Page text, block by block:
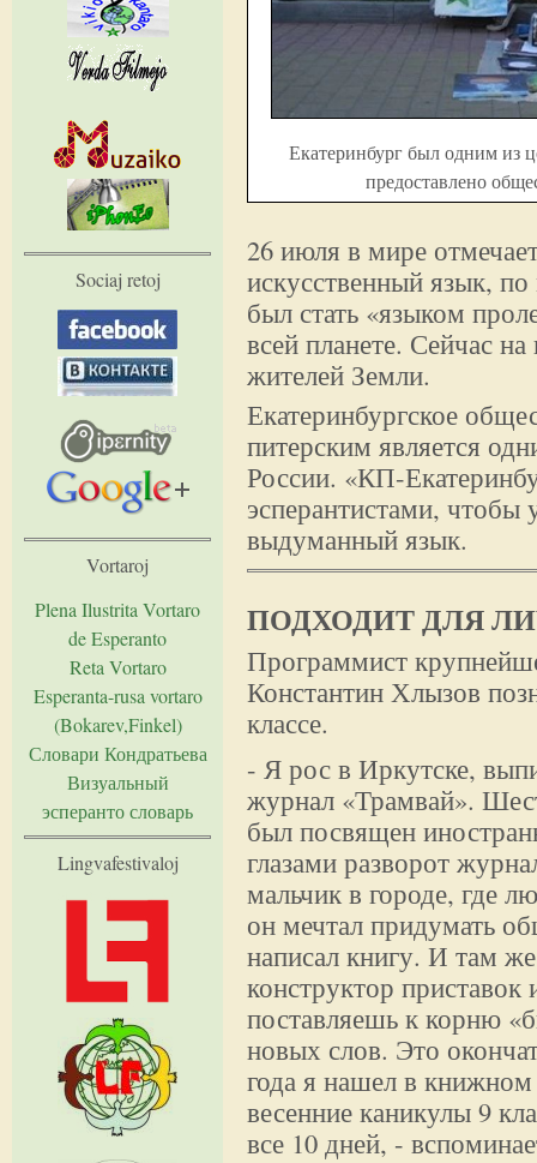
Екатеринбург был одним из
предоставлено
26 июля в мире
искусственный язык,
был стать «языком
всей планете. Сейчас
жителей Земли.
Екатеринбургское
питерским является
России. «КП-
эсперантистами, чтобы
выдуманный язык.
ПОДХОДИТ ДЛЯ
Программист
Константин Хлызов
классе.
- Я рос в Иркутске,
журнал «Трамвай».
был посвящен
глазами разворот
мальчик в городе, где
он мечтал придумать
написал книгу. И там
конструктор
поставляешь к корню
новых слов. Это
года я нашел в
весенние каникулы 9
все 10 дней, -
Sociaj retoj
Vortaroj
Plena Ilustrita Vortaro
de Esperanto
Reta Vortaro
Esperanta-rusa vortaro
(Bokarev,Finkel)
Словари Кондратьева
Визуальный
эсперанто словарь
Lingvafestivaloj